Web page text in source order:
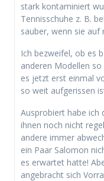
stark kontaminiert
Tennisschuhe z. B.
sauber, wenn sie auf
Ich bezweifel, ob es
anderen Modellen
es jetzt erst einmal
so weit aufgerissen
Ausprobiert habe ich
ihnen noch nicht
andere immer
ein Paar Salomon
es erwartet hatte!
angebracht sich